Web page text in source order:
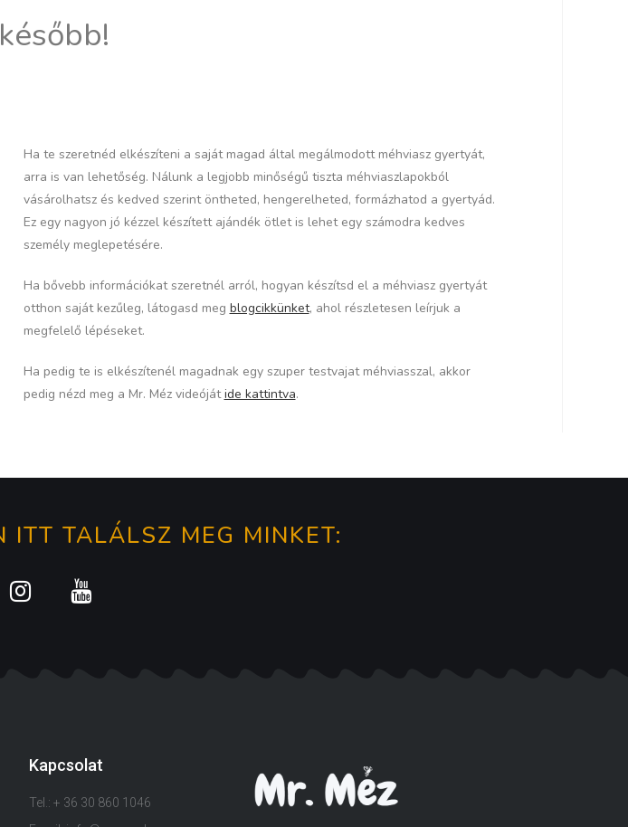
Ha te szeretnéd elkészíteni a saját magad által megálmodott méhviasz gyertyát,
arra is van lehetőség. Nálunk a legjobb minőségű tiszta méhviaszlapokból
vásárolhatsz és kedved szerint öntheted, hengerelheted, formázhatod a gyertyád.
Ez egy nagyon jó kézzel készített ajándék ötlet is lehet egy számodra kedves
személy meglepetésére.
Ha bővebb információkat szeretnél arról, hogyan készítsd el a méhviasz gyertyát
otthon saját kezűleg, látogasd meg blogcikkünket, ahol részletesen leírjuk a
megfelelő lépéseket.
Ha pedig te is elkészítenél magadnak egy szuper testvajat méhviasszal, akkor
pedig nézd meg a Mr. Méz videóját ide kattintva.
ITT TALÁLSZ MEG MINKET:
Kapcsolat
Tel.: + 36 30 860 1046